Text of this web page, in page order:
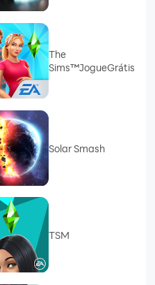
The
Sims™JogueGrátis
Solar Smash
TSM